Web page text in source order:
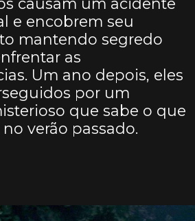
causam um acidente
e encobrem seu
mantendo segredo
as
Um ano depois, eles
por um
que sabe o que
verão passado.